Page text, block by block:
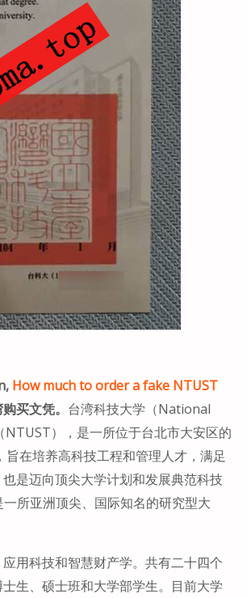
How much to order a fake NTUST
买文凭。 台湾科技大学（National
），是一所位于台北市大安区的
在培养高科技工程和管理人才，满足
是迈向顶尖大学计划和发展典范科技
所亚洲顶尖、国际知名的研究型大
用科技和智慧财产学。共有二十四个
生、硕士班和大学部学生。目前大学